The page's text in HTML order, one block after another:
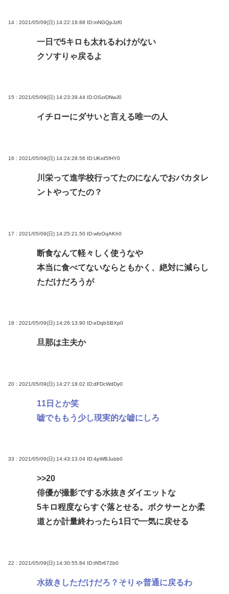
14 : 2021/05/09(日) 14:22:19.88 ID:mNGQpJzf0
一日で5キロも太れるわけがない
クソすりゃ戻るよ
15 : 2021/05/09(日) 14:23:39.44 ID:OSzrDNwJ0
イチローにダサいと言える唯一の人
16 : 2021/05/09(日) 14:24:28.56 ID:UKrd5fHY0
川栄って進学校行ってたのになんでおバカタレ
ントやってたの？
17 : 2021/05/09(日) 14:25:21.50 ID:wfzOqAKh0
断食なんて軽々しく使うなや
本当に食べてないならともかく、絶対に減らし
ただけだろうが
18 : 2021/05/09(日) 14:26:13.90 ID:eDqbSBXp0
旦那は主夫か
20 : 2021/05/09(日) 14:27:18.02 ID:dFDcWdDy0
11日とか笑
嘘でももう少し現実的な嘘にしろ
33 : 2021/05/09(日) 14:43:13.04 ID:4pWBJubb0
>>20
俳優が撮影でする水抜きダイエットな
5キロ程度ならすぐ落とせる。ボクサーとか柔
道とか計量終わったら1日で一気に戻せる
22 : 2021/05/09(日) 14:30:55.84 ID:tN5r672b0
水抜きしただけだろ？そりゃ普通に戻るわ